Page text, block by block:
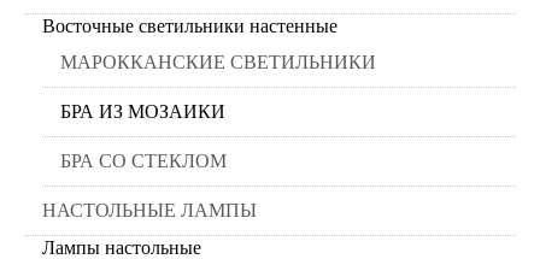
Восточные светильники настенные
МАРОККАНСКИЕ СВЕТИЛЬНИКИ
БРА ИЗ МОЗАИКИ
БРА СО СТЕКЛОМ
НАСТОЛЬНЫЕ ЛАМПЫ
Лампы настольные